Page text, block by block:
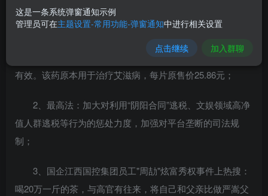
在这里，每天60秒读懂世界！
具有抑制新冠病毒的活性，5天左右清除病毒，对病毒变异株
有效。该药原本用于治疗艾滋病，每片原售价25.86元；
2、最高法：加大对利用“阴阳合同”逃税、文娱领域高净
值人群逃税等行为的惩处力度，加强对平台垄断的司法规
制；
3、国企江西国控集团员工"周劼"炫富秀权事件上热搜：
喝20万一斤的茶，与高官有往来，将自己和父亲比做严嵩父
这是一条系统弹窗通知示例
管理员可在主题设置-常用功能-弹窗通知中进行相关设置
点击继续 加入群聊